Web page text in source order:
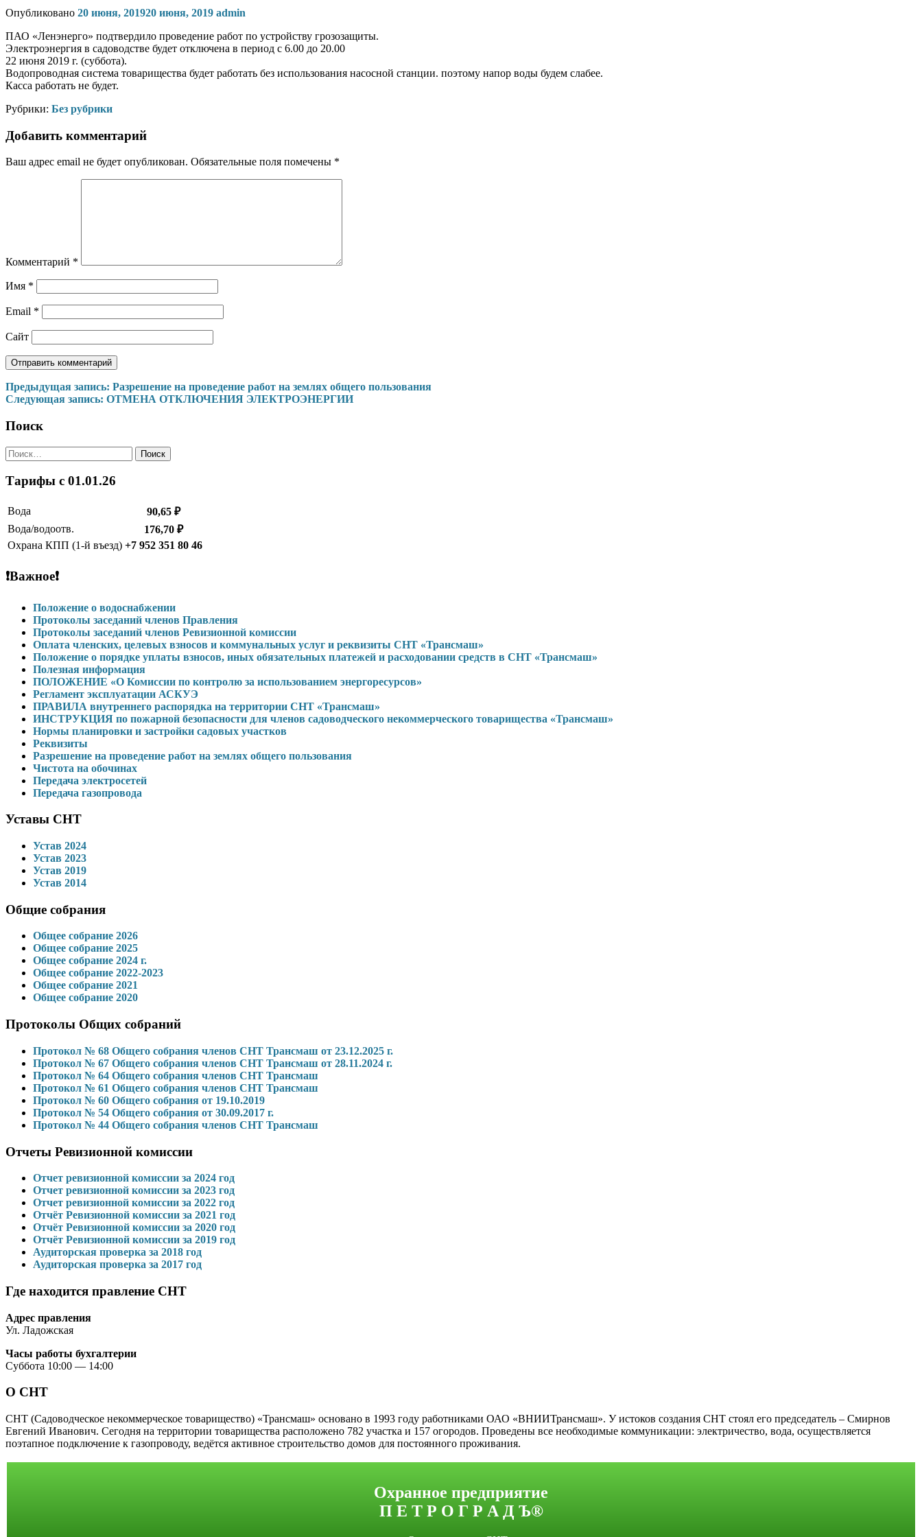
Опубликовано 20 июня, 201920 июня, 2019 admin
ПАО «Ленэнерго» подтвердило проведение работ по устройству грозозащиты.
Электроэнергия в садоводстве будет отключена в период с 6.00 до 20.00
22 июня 2019 г. (суббота).
Водопроводная система товарищества будет работать без использования насосной станции. поэтому напор воды будем слабее.
Касса работать не будет.
Рубрики: Без рубрики
Добавить комментарий
Ваш адрес email не будет опубликован. Обязательные поля помечены *
Комментарий *
Имя *
Email *
Сайт
Навигация
по
записям
Предыдущая запись: Разрешение на проведение работ на землях общего пользования
Следующая запись: ОТМЕНА ОТКЛЮЧЕНИЯ ЭЛЕКТРОЭНЕРГИИ
Поиск
Найти:
Тарифы c 01.01.26
Вода
90,65 ₽
Вода/водоотв.
176,70 ₽
Охрана КПП (1-й въезд) +7 952 351 80 46
❗Важное❗
Положение о водоснабжении
Протоколы заседаний членов Правления
Протоколы заседаний членов Ревизионной комиссии
Оплата членских, целевых взносов и коммунальных услуг и реквизиты СНТ «Трансмаш»
Положение о порядке уплаты взносов, иных обязательных платежей и расходовании средств в СНТ «Трансмаш»
Полезная информация
ПОЛОЖЕНИЕ «О Комиссии по контролю за использованием энергоресурсов»
Регламент эксплуатации АСКУЭ
ПРАВИЛА внутреннего распорядка на территории СНТ «Трансмаш»
ИНСТРУКЦИЯ по пожарной безопасности для членов садоводческого некоммерческого товарищества «Трансмаш»
Нормы планировки и застройки садовых участков
Реквизиты
Разрешение на проведение работ на землях общего пользования
Чистота на обочинах
Передача электросетей
Передача газопровода
Уставы СНТ
Устав 2024
Устав 2023
Устав 2019
Устав 2014
Общие собрания
Общее собрание 2026
Общее собрание 2025
Общее собрание 2024 г.
Общее собрание 2022-2023
Общее собрание 2021
Общее собрание 2020
Протоколы Общих собраний
Протокол № 68 Общего собрания членов СНТ Трансмаш от 23.12.2025 г.
Протокол № 67 Общего собрания членов СНТ Трансмаш от 28.11.2024 г.
Протокол № 64 Общего собрания членов СНТ Трансмаш
Протокол № 61 Общего собрания членов СНТ Трансмаш
Протокол № 60 Общего собрания от 19.10.2019
Протокол № 54 Общего собрания от 30.09.2017 г.
Протокол № 44 Общего собрания членов СНТ Трансмаш
Отчеты Ревизионной комиссии
Отчет ревизионной комиссии за 2024 год
Отчет ревизионной комиссии за 2023 год
Отчет ревизионной комиссии за 2022 год
Отчёт Ревизионной комиссии за 2021 год
Отчёт Ревизионной комиссии за 2020 год
Отчёт Ревизионной комиссии за 2019 год
Аудиторская проверка за 2018 год
Аудиторская проверка за 2017 год
Где находится правление СНТ
Адрес правления
Ул. Ладожская
Часы работы бухгалтерии
Суббота 10:00 — 14:00
О СНТ
СНТ (Садоводческое некоммерческое товарищество) «Трансмаш» основано в 1993 году работниками ОАО «ВНИИТрансмаш». У истоков создания СНТ стоял его председатель – Смирнов
Евгений Иванович. Сегодня на территории товарищества расположено 782 участка и 157 огородов. Проведены все необходимые коммуникации: электричество, вода, осуществляется
поэтапное подключение к газопроводу, ведётся активное строительство домов для постоянного проживания.
Охранное предприятие
П Е Т Р О Г Р А Д Ъ®